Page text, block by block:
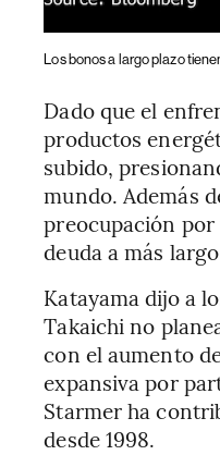
Los bonos a largo plazo
Dado que el
productos
subido,
mundo. Además
preocupación por
deuda a más
Katayama dijo a
Takaichi no
con el aumento
expansiva por
Starmer ha
desde 1998.